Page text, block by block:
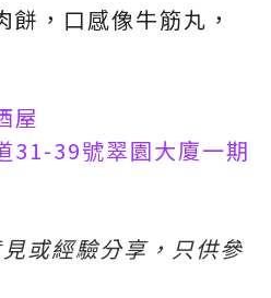
，口感像牛筋丸，
屋
31-39號翠園大廈一期
或經驗分享，只供參